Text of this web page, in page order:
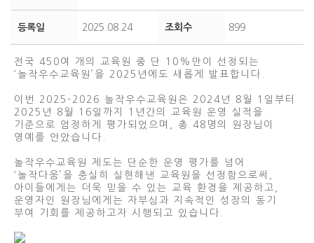
등록일 2025.08.24 조회수 899
전국 450여 개의 교육원 중 단 10%만이 선정되는
‘놀작우수교육원’을 2025년에도 새롭게 발표합니다.
이번 2025-2026 놀작우수교육원은 2024년 8월 1일부터
2025년 8월 16일까지 1년간의 교육원 운영 실적을
기준으로 엄정하게 평가되었으며, 총 48명의 원장님이
영예를 안았습니다.
놀작우수교육원 제도는 단순한 운영 평가를 넘어
‘놀작다움’을 충실히 실현해낸 교육원을 선정함으로써,
아이들에게는 더욱 믿을 수 있는 교육 환경을 제공하고,
운영자인 원장님에게는 자부심과 지속적인 성장의 동기
부여 기회를 제공하고자 시행되고 있습니다.